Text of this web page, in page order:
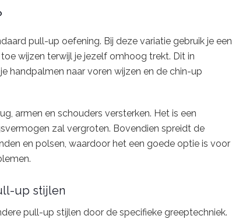
pull-up oefening. Bij deze variatie gebruik je een
wijzen terwijl je jezelf omhoog trekt. Dit in
handpalmen naar voren wijzen en de chin-up
armen en schouders versterken. Het is een
zal vergroten. Bovendien spreidt de
en polsen, waardoor het een goede optie is voor
up stijlen
pull-up stijlen door de specifieke greeptechniek.